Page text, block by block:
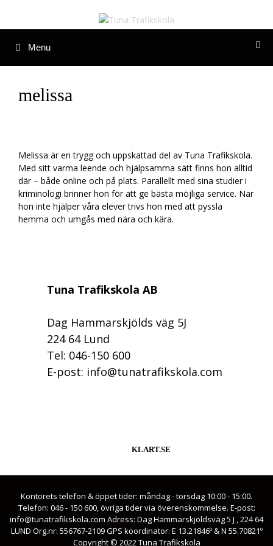
innehåll
Menu
melissa
Melissa är en trygg och uppskattad del av Tuna Trafikskola.
Med sitt varma leende och hjälpsamma sätt finns hon alltid
där – både online och på plats. Parallellt med sina studier i
kriminologi brinner hon för att ge bästa möjliga service. När
hon inte hjälper våra elever trivs hon med att pyssla
hemma och umgås med nära och kära.
Tuna Trafikskola AB
Dag Hammarskjölds väg 5J
224 64 Lund
Tel: 046-150 600
E-post: info@tunatrafikskola.com
KLART.SE
Kontorets telefon & öppet tider: måndag - torsdag 10:00 - 15:00.
Telefon: 046 - 150 600, övriga tider via överenskommelse. E-post:
info@tunatrafikskola.com Adress: Dag Hammarskjöldsväg 5 J , 224 64
LUND Org.nr: 556767-2109 GPS koordinator: E 13.21846º & N 55.70821º
Copyright © 2022 Tuna Trafikskola